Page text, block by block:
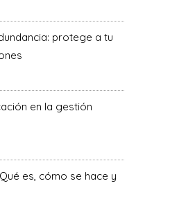
protege a tu
en la gestión
es, cómo se hace y